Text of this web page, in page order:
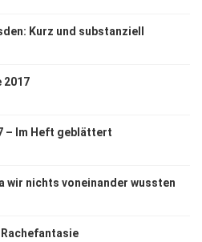
Kurz und substanziell
2017
– Im Heft geblättert
wir nichts voneinander wussten